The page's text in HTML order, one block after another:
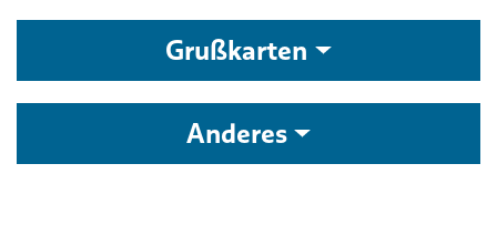
Grußkarten
Anderes